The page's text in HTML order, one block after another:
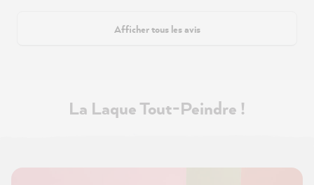
Afficher tous les avis
La Laque Tout-Peindre !